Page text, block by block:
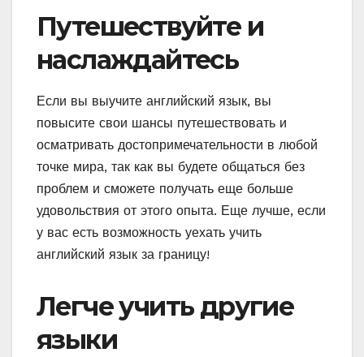
Путешествуйте и
наслаждайтесь
Если вы выучите английский язык, вы
повысите свои шансы путешествовать и
осматривать достопримечательности в любой
точке мира, так как вы будете общаться без
проблем и сможете получать еще больше
удовольствия от этого опыта. Еще лучше, если
у вас есть возможность уехать учить
английский язык за границу!
Легче учить другие
языки